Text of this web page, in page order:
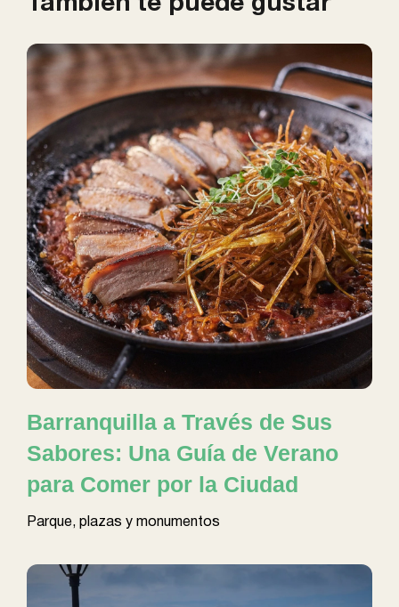
Barranquilla a Través de Sus
Sabores: Una Guía de Verano
para Comer por la Ciudad
Parque, plazas y monumentos